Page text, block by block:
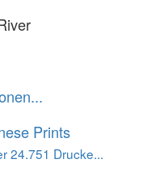
Prints
24.751 Drucke...